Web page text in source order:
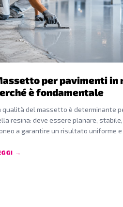
per pavimenti in
è fondamentale
qualità del massetto è determinante
resina: deve essere planare,
a garantire un risultato uniforme
→